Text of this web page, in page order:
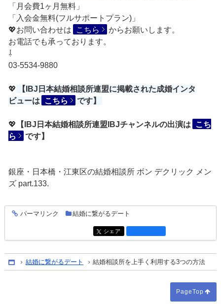
「月会費1ヶ月無料」
「入会金無料(フルサポートプラン)」
💖お問い合わせは
こちら
からお願いします。
お電話でも承っております。
⇩
03-5534-9880
💖
【IBJ日本結婚相談所連盟に掲載された成婚インタ
ビューは
こちら です】
💖 【IBJ日本結婚相談所連盟IBJチャンネルの出演は
こち
ら
です】
銀座・日本橋・江東区の結婚相談所 ボン デクリック メン
ズ part.133.
entry1479
パーマリンク 結婚に繋がるデート
entry1479
シェア
Home
結婚に繋がるデート 結婚相談所を上手く利用する3つの方法
PageTop